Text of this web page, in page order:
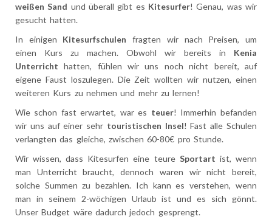
weißen Sand und überall gibt es Kitesurfer! Genau, was wir
gesucht hatten.
In einigen Kitesurfschulen fragten wir nach Preisen, um
einen Kurs zu machen. Obwohl wir bereits in Kenia
Unterricht hatten, fühlen wir uns noch nicht bereit, auf
eigene Faust loszulegen. Die Zeit wollten wir nutzen, einen
weiteren Kurs zu nehmen und mehr zu lernen!
Wie schon fast erwartet, war es teuer! Immerhin befanden
wir uns auf einer sehr touristischen Insel! Fast alle Schulen
verlangten das gleiche, zwischen 60-80€ pro Stunde.
Wir wissen, dass Kitesurfen eine teure Sportart ist, wenn
man Unterricht braucht, dennoch waren wir nicht bereit,
solche Summen zu bezahlen. Ich kann es verstehen, wenn
man in seinem 2-wöchigen Urlaub ist und es sich gönnt.
Unser Budget wäre dadurch jedoch gesprengt.